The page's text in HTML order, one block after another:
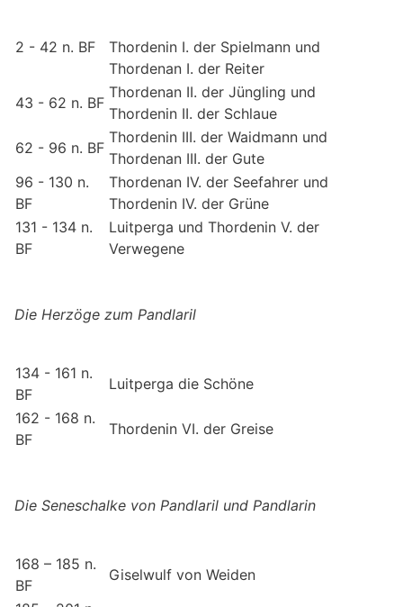
2 - 42 n. BF
Thordenin I. der Spielmann und
Thordenan I. der Reiter
43 - 62 n. BF
Thordenan II. der Jüngling und
Thordenin II. der Schlaue
62 - 96 n. BF
Thordenin III. der Waidmann und
Thordenan III. der Gute
96 - 130 n.
BF
Thordenan IV. der Seefahrer und
Thordenin IV. der Grüne
131 - 134 n.
BF
Luitperga und Thordenin V. der
Verwegene
Die Herzöge zum Pandlaril
134 - 161 n.
BF
Luitperga die Schöne
162 - 168 n.
BF
Thordenin VI. der Greise
Die Seneschalke von Pandlaril und Pandlarin
168 – 185 n.
BF
Giselwulf von Weiden